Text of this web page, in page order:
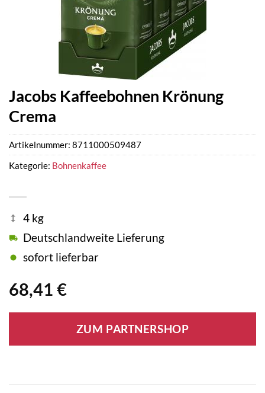
Jacobs Kaffeebohnen Krönung
Crema
68,41 €
4 kg
Deutschlandweite Lieferung
sofort lieferbar
ZUM PARTNERSHOP
Artikelnummer: 8711000509487
Kategorie: Bohnenkaffee